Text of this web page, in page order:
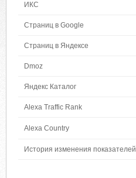
ИКС
Страниц в Google
Страниц в Яндексе
Dmoz
Яндекс Каталог
Alexa Traffic Rank
Alexa Country
История изменения показателей